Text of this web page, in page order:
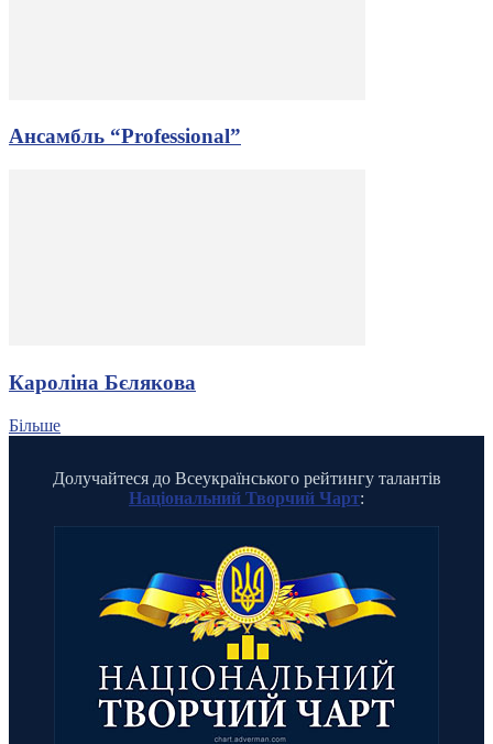
Ансамбль “Professional”
Кароліна Бєлякова
Більше
Долучайтеся до Всеукраїнського рейтингу талантів
Національний Творчий Чарт: